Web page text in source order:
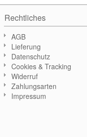
Rechtliches
AGB
Lieferung
Datenschutz
Cookies & Tracking
Widerruf
Zahlungsarten
Impressum